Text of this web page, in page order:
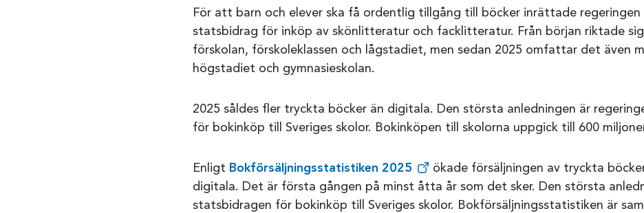
För att barn och elever ska få ordentlig tillgång till böcker inrättade
statsbidrag för inköp av skönlitteratur och facklitteratur. Från början riktade
förskolan, förskoleklassen och lågstadiet, men sedan 2025 omfattar det även
högstadiet och gymnasieskolan.
2025 såldes fler tryckta böcker än digitala. Den största anledningen är
för bokinköp till Sveriges skolor. Bokinköpen till skolorna uppgick till 600
Enligt Bokförsäljningsstatistiken 2025
ökade försäljningen av tryckta
digitala. Det är första gången på minst åtta år som det sker. Den största
statsbidragen för bokinköp till Sveriges skolor. Bokförsäljningsstatistiken är